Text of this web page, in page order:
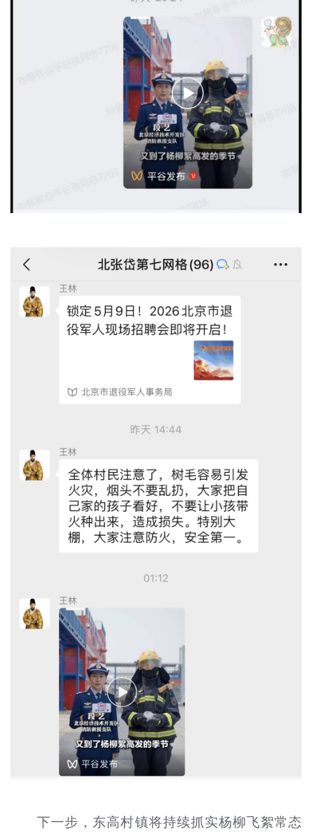
下一步，东高村镇将持续抓实杨柳飞絮常态